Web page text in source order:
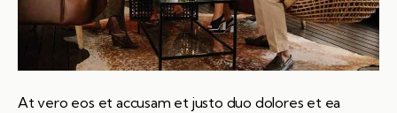
At vero eos et accusam et justo duo dolores et ea